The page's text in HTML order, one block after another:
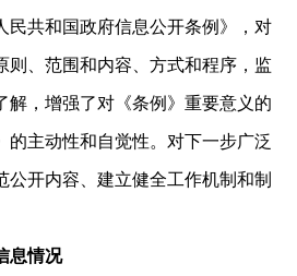
民共和国政府信息公开条例》，对
则、范围和内容、方式和程序，监
解，增强了对《条例》重要意义的
的主动性和自觉性。对下一步广泛
公开内容、建立健全工作机制和制
情况